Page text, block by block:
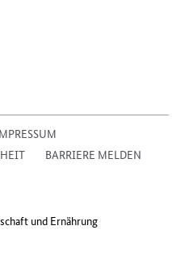
BARRIERE MELDEN
und Ernährung